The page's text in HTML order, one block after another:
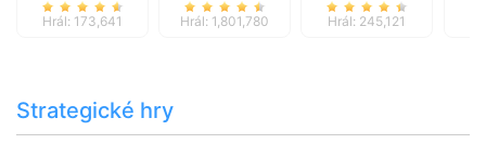
Hrál: 173,641 Hrál: 1,801,780 Hrál: 245,121
Strategické hry